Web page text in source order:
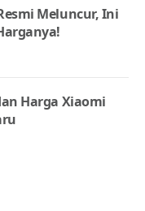
Meluncur, Ini
Harga Xiaomi